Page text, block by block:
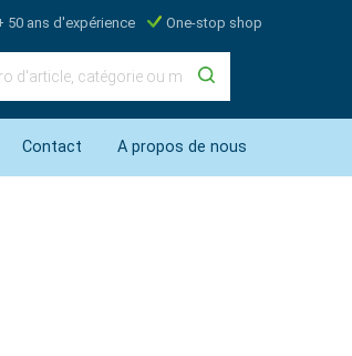
50 ans d'expérience One-stop shop
Contact A propos de nous